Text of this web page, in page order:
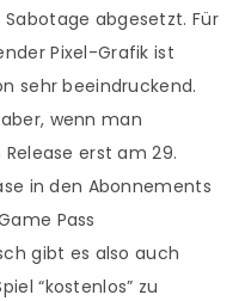
Sabotage abgesetzt. Für
Pixel-Grafik ist
sehr beeindruckend.
wenn man
erst am 29.
in den Abonnements
Pass
gibt es also auch
“kostenlos” zu